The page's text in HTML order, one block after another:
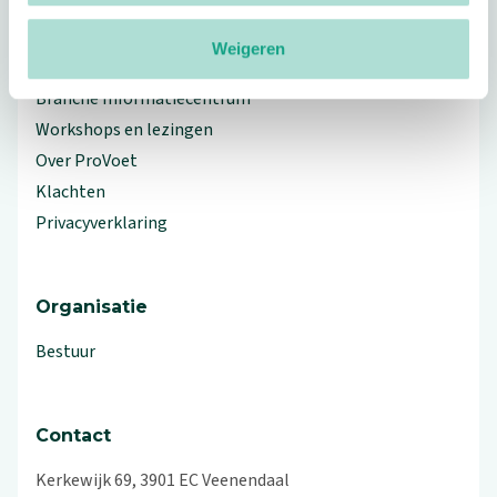
Weigeren
Branche Informatiecentrum
Workshops en lezingen
Over ProVoet
Klachten
Privacyverklaring
Organisatie
Bestuur
Contact
Kerkewijk 69, 3901 EC Veenendaal